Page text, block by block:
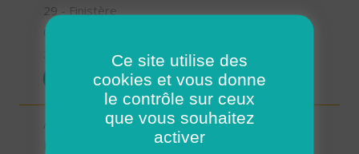
29 - Finistère
CDD
POSTULER
Aide à domicile - CDD ou CDI -
Plouarzel/Lampaul-Plouarzel/Ploumoguer (H/F)
Ce site utilise des
cookies et vous donne
le contrôle sur ceux
que vous souhaitez
activer